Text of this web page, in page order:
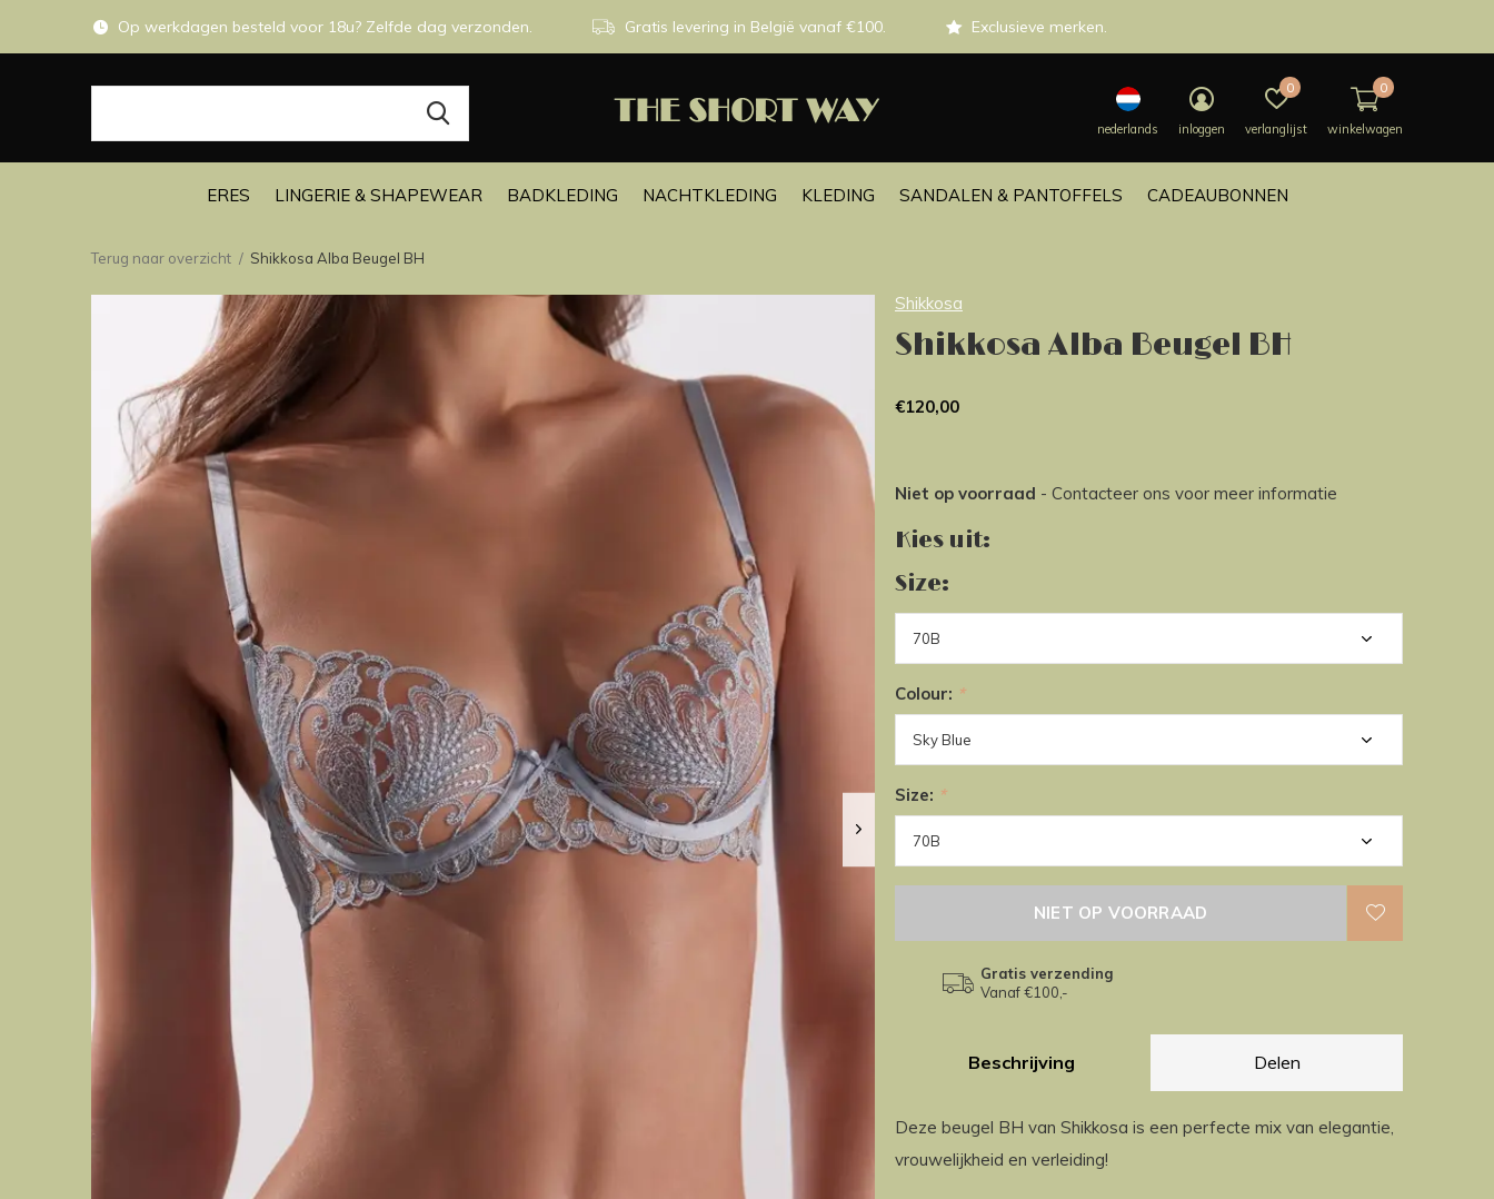
ERES LINGERIE & SHAPEWEAR BADKLEDING NACHTKLEDING KLEDING SANDALEN & PANTOFFELS CADEAUBONNEN
nederlands inloggen verlanglijst
0
winkelwagen
0
Op werkdagen besteld voor 18u? Zelfde dag verzonden. Gratis levering in België vanaf €100. Exclusieve merken.
Terug naar overzicht Shikkosa Alba Beugel BH
Shikkosa
Shikkosa Alba Beugel BH
€120,00
Niet op voorraad - Contacteer ons voor meer informatie
Kies uit:
Size:
Colour: *
Size: *
NIET OP VOORRAAD
Gratis verzending
Vanaf €100,-
Beschrijving Delen
Deze beugel BH van Shikkosa is een perfecte mix van elegantie,
vrouwelijkheid en verleiding!